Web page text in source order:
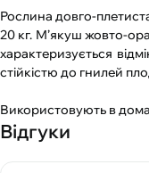
Рослина довго-
20 кг. М’якуш жовто-
характеризується
стійкістю до гнилей
Використовують в
Відгуки